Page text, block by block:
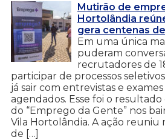
Mutirão de
Hortolândia
gera centenas
Em uma única
puderam
recrutadores de
participar de processos
já sair com entrevistas e
agendados. Esse foi o
do “Emprego da Gente” nos
Vila Hortolândia. A ação reuniu
de […]